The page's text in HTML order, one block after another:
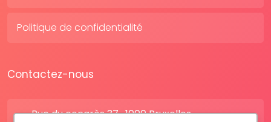
Politique de confidentialité
Contactez-nous
Rue du congrès 37 , 1000 Bruxelles